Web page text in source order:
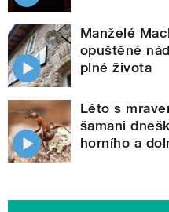
Manželé
opuštěné
plné života
Léto s
šamani
horního a